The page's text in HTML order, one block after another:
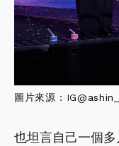
圖片來源：IG@
也坦言自己一個